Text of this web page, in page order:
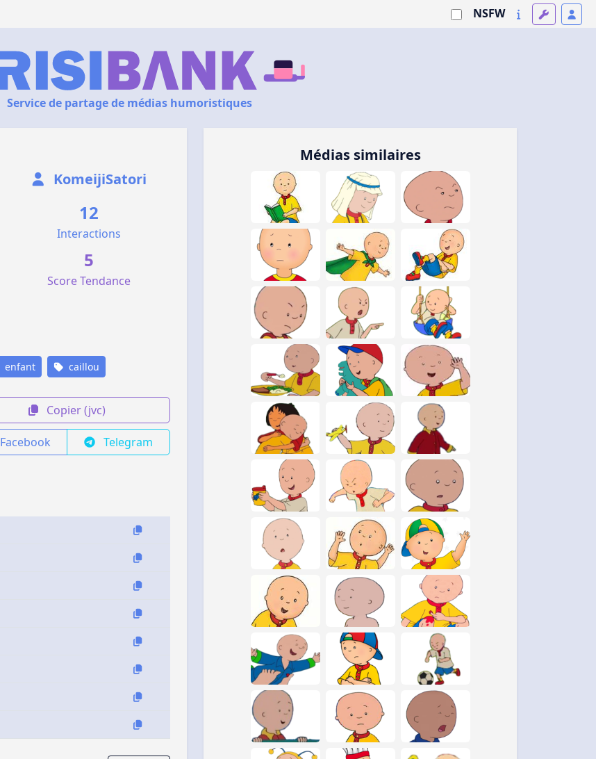
NSFW
Service de partage de médias humoristiques
KomeijiSatori
12
Interactions
5
Score Tendance
enfant caillou
Copier (jvc)
Facebook Telegram
Médias similaires